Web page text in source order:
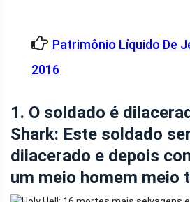
Patrimônio Líquido De
2016
1. O soldado é
Shark: Este soldado
dilacerado e depois
um meio homem meio